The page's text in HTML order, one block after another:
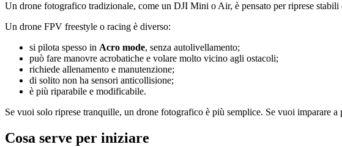
Un drone fotografico tradizionale, come un DJI Mini o Air, è pensato per riprese
Un drone FPV freestyle o racing è diverso:
si pilota spesso in Acro mode, senza autolivellamento;
può fare manovre acrobatiche e volare molto vicino agli ostacoli;
richiede allenamento e manutenzione;
di solito non ha sensori anticollisione;
è più riparabile e modificabile.
Se vuoi solo riprese tranquille, un drone fotografico è più semplice. Se vuoi imparare
Cosa serve per iniziare